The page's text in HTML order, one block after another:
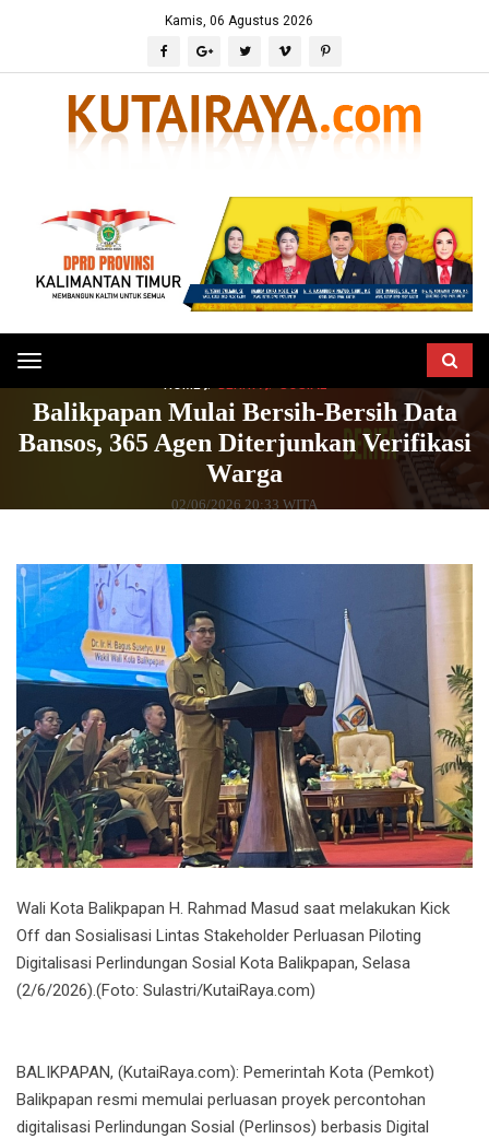
Kamis, 06 Agustus 2026
Toggle
navigation
Balikpapan Mulai Bersih-Bersih Data
Bansos, 365 Agen Diterjunkan Verifikasi
Warga
02/06/2026 20:33 WITA
Wali Kota Balikpapan H. Rahmad Masud saat melakukan Kick
Off dan Sosialisasi Lintas Stakeholder Perluasan Piloting
Digitalisasi Perlindungan Sosial Kota Balikpapan, Selasa
(2/6/2026).(Foto: Sulastri/KutaiRaya.com)
BALIKPAPAN, (KutaiRaya.com): Pemerintah Kota (Pemkot)
Balikpapan resmi memulai perluasan proyek percontohan
digitalisasi Perlindungan Sosial (Perlinsos) berbasis Digital